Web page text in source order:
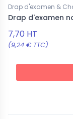
Drap d'examen &
Drap d'examen
7,70 HT
(9,24 € TTC)